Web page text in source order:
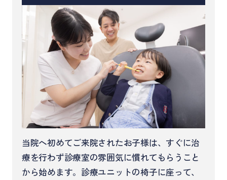
当院へ初めてご来院されたお子様は、すぐに治
療を行わず診療室の雰囲気に慣れてもらうこと
から始めます。診療ユニットの椅子に座って、